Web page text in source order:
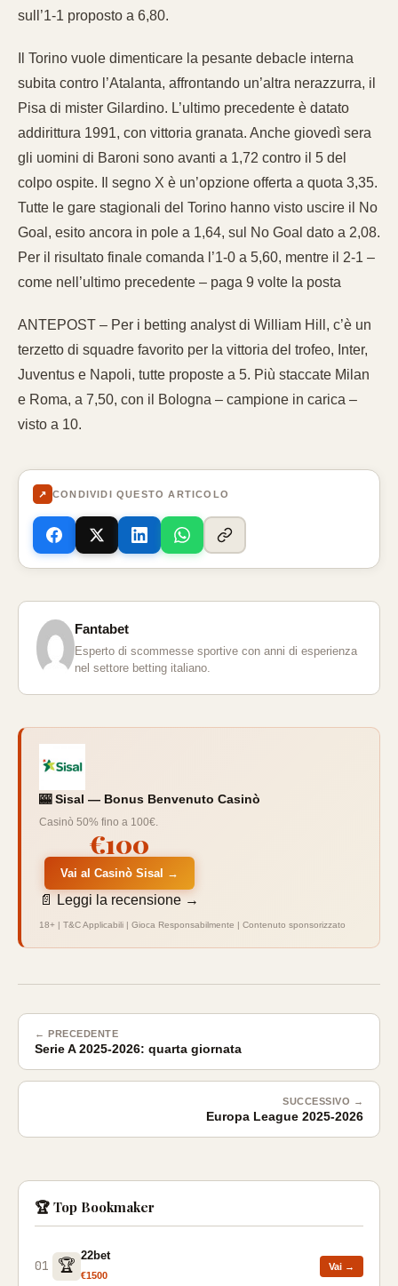
sull’1-1 proposto a 6,80.
Il Torino vuole dimenticare la pesante debacle interna
subita contro l’Atalanta, affrontando un’altra nerazzurra, il
Pisa di mister Gilardino. L’ultimo precedente è datato
addirittura 1991, con vittoria granata. Anche giovedì sera
gli uomini di Baroni sono avanti a 1,72 contro il 5 del
colpo ospite. Il segno X è un’opzione offerta a quota 3,35.
Tutte le gare stagionali del Torino hanno visto uscire il No
Goal, esito ancora in pole a 1,64, sul No Goal dato a 2,08.
Per il risultato finale comanda l’1-0 a 5,60, mentre il 2-1 –
come nell’ultimo precedente – paga 9 volte la posta
ANTEPOST – Per i betting analyst di William Hill, c’è un
terzetto di squadre favorito per la vittoria del trofeo, Inter,
Juventus e Napoli, tutte proposte a 5. Più staccate Milan
e Roma, a 7,50, con il Bologna – campione in carica –
visto a 10.
↗ CONDIVIDI QUESTO ARTICOLO
Fantabet
Esperto di scommesse sportive con anni di esperienza
nel settore betting italiano.
🎰 Sisal — Bonus Benvenuto Casinò
Casinò 50% fino a 100€.
€100
Vai al Casinò Sisal →
📄 Leggi la recensione →
18+ | T&C Applicabili | Gioca Responsabilmente | Contenuto sponsorizzato
← PRECEDENTE
Serie A 2025-2026: quarta giornata
SUCCESSIVO →
Europa League 2025-2026
🏆 Top Bookmaker
01 🏆
22bet
€1500
Vai →